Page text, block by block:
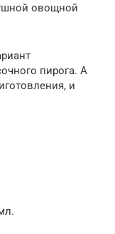
овощной
пирога. А
и